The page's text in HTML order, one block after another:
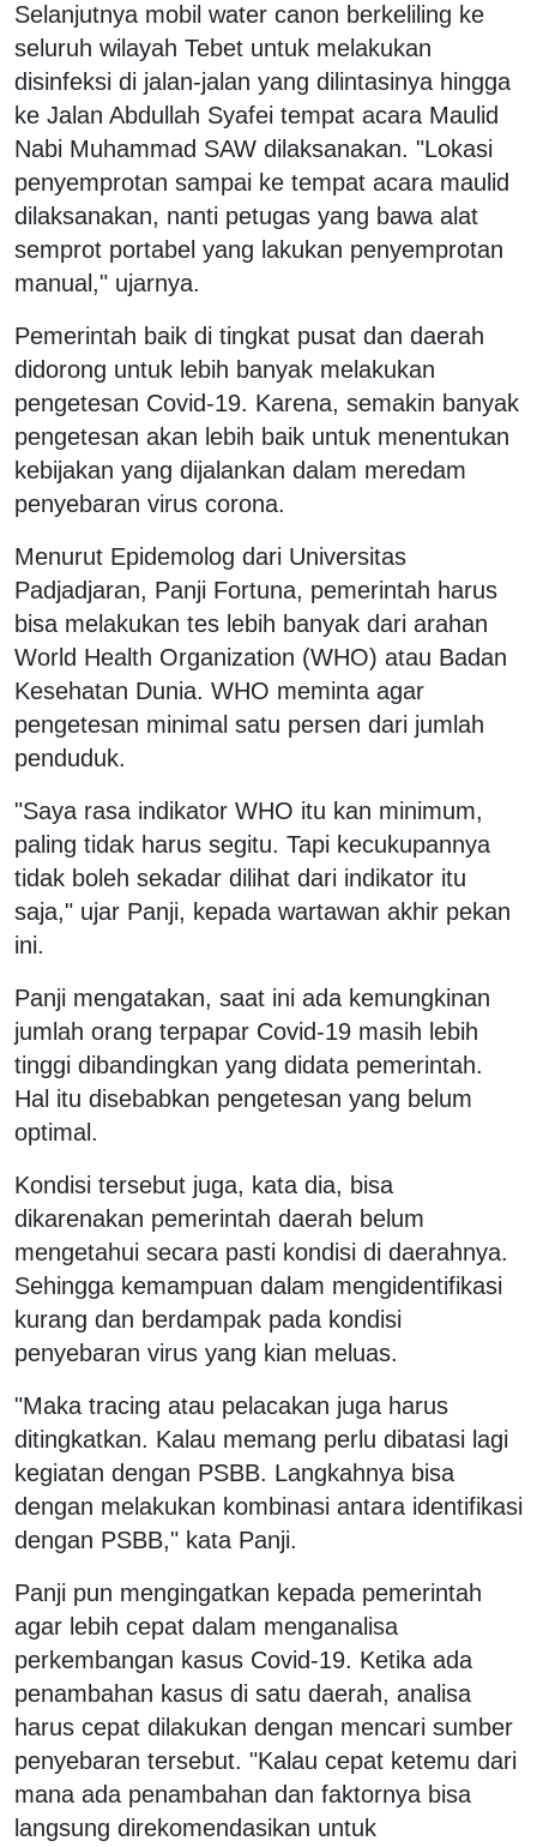
Selanjutnya mobil water canon berkeliling ke
seluruh wilayah Tebet untuk melakukan
disinfeksi di jalan-jalan yang dilintasinya hingga
ke Jalan Abdullah Syafei tempat acara Maulid
Nabi Muhammad SAW dilaksanakan. "Lokasi
penyemprotan sampai ke tempat acara maulid
dilaksanakan, nanti petugas yang bawa alat
semprot portabel yang lakukan penyemprotan
manual," ujarnya.
Pemerintah baik di tingkat pusat dan daerah
didorong untuk lebih banyak melakukan
pengetesan Covid-19. Karena, semakin banyak
pengetesan akan lebih baik untuk menentukan
kebijakan yang dijalankan dalam meredam
penyebaran virus corona.
Menurut Epidemolog dari Universitas
Padjadjaran, Panji Fortuna, pemerintah harus
bisa melakukan tes lebih banyak dari arahan
World Health Organization (WHO) atau Badan
Kesehatan Dunia. WHO meminta agar
pengetesan minimal satu persen dari jumlah
penduduk.
"Saya rasa indikator WHO itu kan minimum,
paling tidak harus segitu. Tapi kecukupannya
tidak boleh sekadar dilihat dari indikator itu
saja," ujar Panji, kepada wartawan akhir pekan
ini.
Panji mengatakan, saat ini ada kemungkinan
jumlah orang terpapar Covid-19 masih lebih
tinggi dibandingkan yang didata pemerintah.
Hal itu disebabkan pengetesan yang belum
optimal.
Kondisi tersebut juga, kata dia, bisa
dikarenakan pemerintah daerah belum
mengetahui secara pasti kondisi di daerahnya.
Sehingga kemampuan dalam mengidentifikasi
kurang dan berdampak pada kondisi
penyebaran virus yang kian meluas.
"Maka tracing atau pelacakan juga harus
ditingkatkan. Kalau memang perlu dibatasi lagi
kegiatan dengan PSBB. Langkahnya bisa
dengan melakukan kombinasi antara identifikasi
dengan PSBB," kata Panji.
Panji pun mengingatkan kepada pemerintah
agar lebih cepat dalam menganalisa
perkembangan kasus Covid-19. Ketika ada
penambahan kasus di satu daerah, analisa
harus cepat dilakukan dengan mencari sumber
penyebaran tersebut. "Kalau cepat ketemu dari
mana ada penambahan dan faktornya bisa
langsung direkomendasikan untuk